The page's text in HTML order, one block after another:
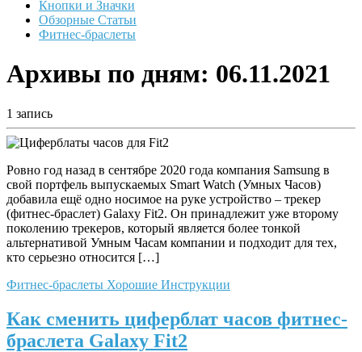
Кнопки и Значки
Обзорные Статьи
Фитнес-браслеты
Архивы по дням: 06.11.2021
1 запись
Ровно год назад в сентябре 2020 года компания Samsung в
свой портфель выпускаемых Smart Watch (Умных Часов)
добавила ещё одно носимое на руке устройство – трекер
(фитнес-браслет) Galaxy Fit2. Он принадлежит уже второму
поколению трекеров, который является более тонкой
альтернативой Умным Часам компании и подходит для тех,
кто серьезно относится […]
Фитнес-браслеты Хорошие Инструкции
Как сменить циферблат часов фитнес-
браслета Galaxy Fit2